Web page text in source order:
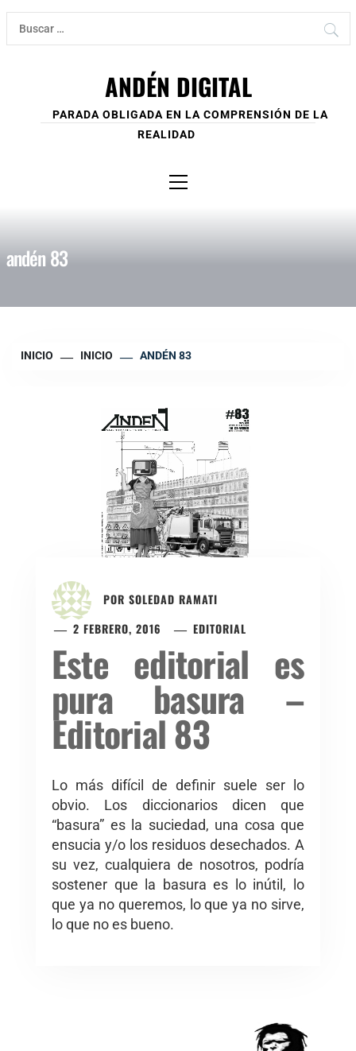
Ir
contenido
Buscar:
ANDÉN DIGITAL
PARADA OBLIGADA EN LA COMPRENSIÓN DE LA
REALIDAD
principal
andén 83
INICIO INICIO ANDÉN 83
POR SOLEDAD RAMATI
2 FEBRERO, 2016
EDITORIAL
Este editorial es
pura basura –
Editorial 83
Lo más difícil de definir suele ser lo
obvio. Los diccionarios dicen que
“basura” es la suciedad, una cosa que
ensucia y/o los residuos desechados. A
su vez, cualquiera de nosotros, podría
sostener que la basura es lo inútil, lo
que ya no queremos, lo que ya no sirve,
lo que no es bueno.